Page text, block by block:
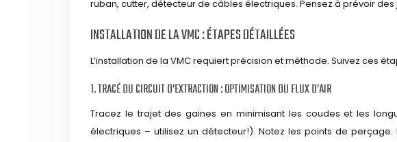
ruban, cutter, détecteur de câbles électriques. Pensez à prévoir
INSTALLATION DE LA VMC : ÉTAPES DÉTAILLÉES
L’installation de la VMC requiert précision et méthode. Suivez ces
1. TRACÉ DU CIRCUIT D’EXTRACTION : OPTIMISATION DU FLUX D’AIR
Tracez le trajet des gaines en minimisant les coudes et les
électriques – utilisez un détecteur!). Notez les points de